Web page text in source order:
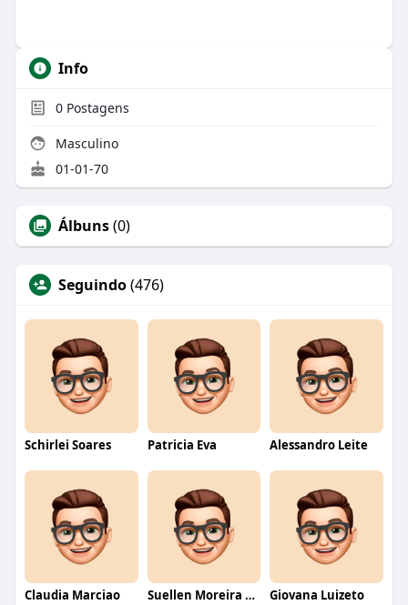
Info
0Postagens
Masculino
01-01-70
Álbuns(0)
Seguindo(476)
Schirlei Soares Patricia Eva Alessandro Leite
Claudia Marciao Suellen Moreira Parente de Oliveira Giovana Luizeto